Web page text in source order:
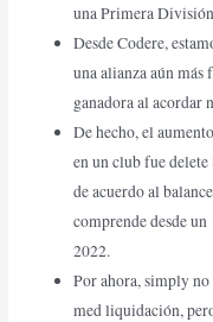
una Primera
Desde Codere,
una alianza aún más
ganadora al acordar
De hecho, el
en un club fue
de acuerdo al
comprende desde
2022.
Por ahora, simply
med liquidación,